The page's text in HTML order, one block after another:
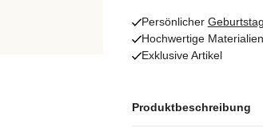
Persönlicher
Hochwertige Materialien
Exklusive Artikel
Produktbeschreibung